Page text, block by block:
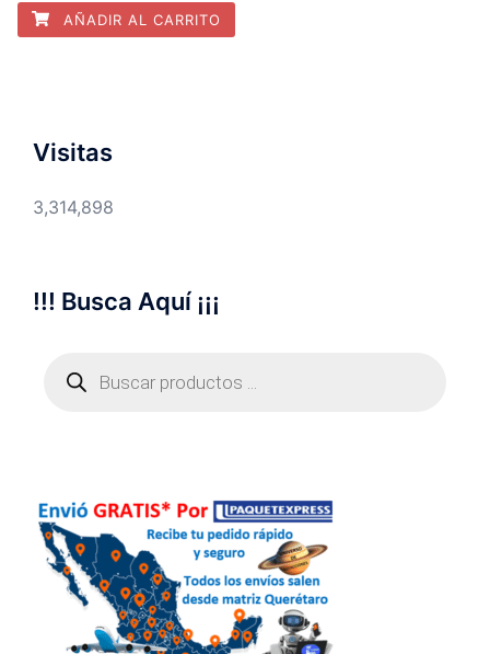
AÑADIR AL CARRITO
Visitas
3,314,898
!!! Busca Aquí ¡¡¡
productos